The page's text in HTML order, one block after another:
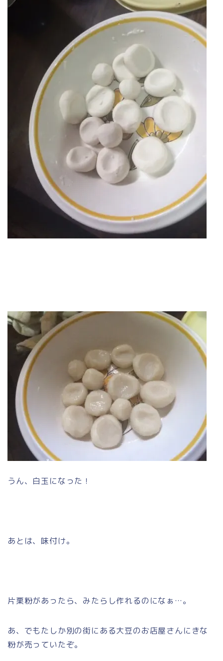
うん、白玉になった！
あとは、味付け。
片栗粉があったら、みたらし作れるのになぁ…。
あ、でもたしか別の街にある大豆のお店屋さんにきな
粉が売っていたぞ。